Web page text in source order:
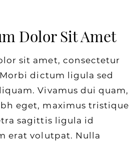
Dolor Sit Amet
sit amet, consectetur
dictum ligula sed
Vivamus dui quam,
eget, maximus tristique
sagittis ligula id
erat volutpat. Nulla